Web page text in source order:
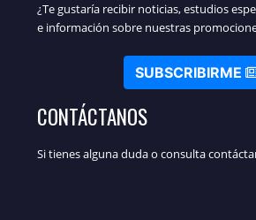
¿Te gustaría recibir noticias, estudios
e información sobre nuestras
SUBSCRIBIRME
CONTÁCTANOS
Si tienes alguna duda o consulta